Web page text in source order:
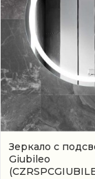
Зеркало с
Giubileo